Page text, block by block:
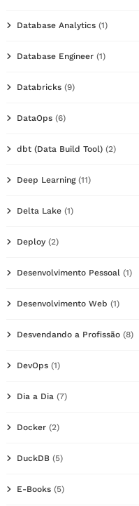
Database Analytics (1)
Database Engineer (1)
Databricks (9)
DataOps (6)
dbt (Data Build Tool) (2)
Deep Learning(11)
Delta Lake (1)
Deploy (2)
Desenvolvimento Pessoal (1)
Desenvolvimento Web (1)
Desvendando a Profissão (8)
DevOps (1)
Dia a Dia (7)
Docker (2)
DuckDB (5)
E-Books (5)